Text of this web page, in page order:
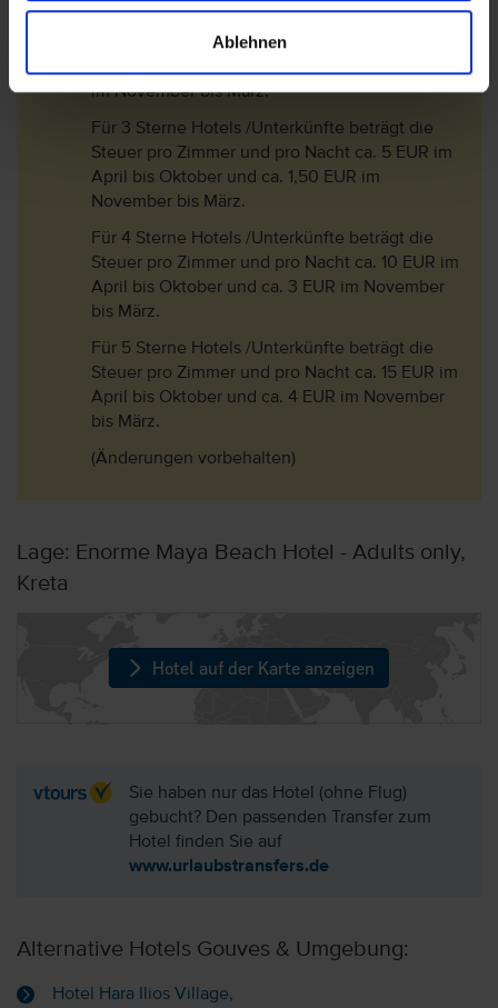
Ablehnen
Für 1 Sterne und 2 Sterne Hotels /Unterkünfte
beträgt die Steuer pro Zimmer und pro Nacht
im November bis März.
Für 3 Sterne Hotels /Unterkünfte beträgt die
Steuer pro Zimmer und pro Nacht ca. 5 EUR im
April bis Oktober und ca. 1,50 EUR im
November bis März.
Für 4 Sterne Hotels /Unterkünfte beträgt die
Steuer pro Zimmer und pro Nacht ca. 10 EUR im
April bis Oktober und ca. 3 EUR im November
bis März.
Für 5 Sterne Hotels /Unterkünfte beträgt die
Steuer pro Zimmer und pro Nacht ca. 15 EUR im
April bis Oktober und ca. 4 EUR im November
bis März.
(Änderungen vorbehalten)
Lage: Enorme Maya Beach Hotel - Adults only,
Kreta
Hotel auf der Karte anzeigen
Sie haben nur das Hotel (ohne Flug)
gebucht? Den passenden Transfer zum
Hotel finden Sie auf
www.urlaubstransfers.de
Alternative Hotels Gouves & Umgebung:
Hotel Hara Ilios Village,